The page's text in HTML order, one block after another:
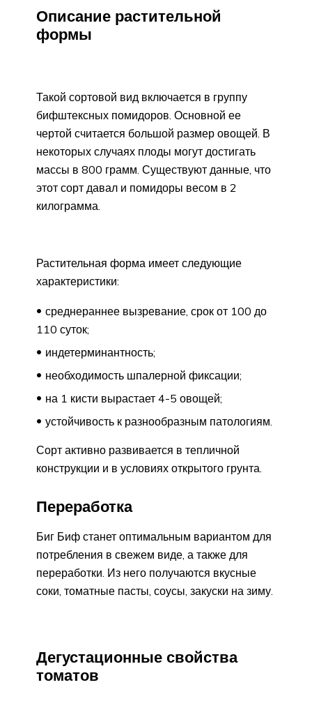
Описание растительной
формы
Такой сортовой вид включается в группу
бифштексных помидоров. Основной ее
чертой считается большой размер овощей. В
некоторых случаях плоды могут достигать
массы в 800 грамм. Существуют данные, что
этот сорт давал и помидоры весом в 2
килограмма.
Растительная форма имеет следующие
характеристики:
среднераннее вызревание, срок от 100 до
110 суток;
индетерминантность;
необходимость шпалерной фиксации;
на 1 кисти вырастает 4-5 овощей;
устойчивость к разнообразным патологиям.
Сорт активно развивается в тепличной
конструкции и в условиях открытого грунта.
Переработка
Биг Биф станет оптимальным вариантом для
потребления в свежем виде, а также для
переработки. Из него получаются вкусные
соки, томатные пасты, соусы, закуски на зиму.
Дегустационные свойства
томатов